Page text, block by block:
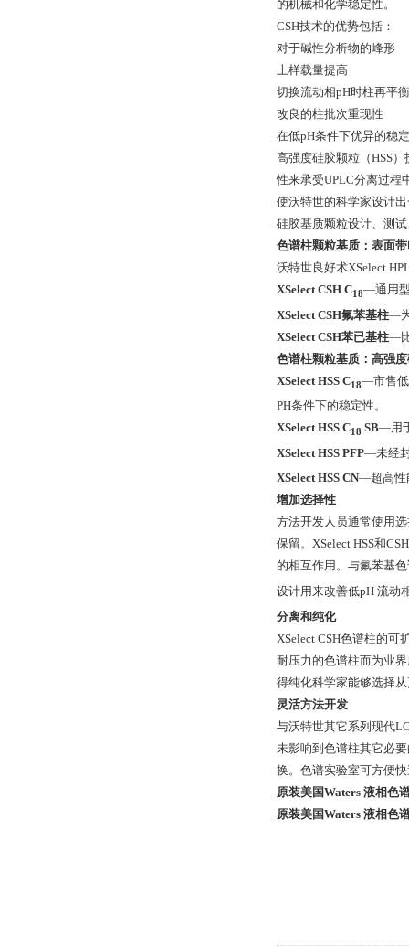
的机械和化学稳定性。
CSH技术的优势包括：
对于碱性分析物的峰形
上样载量提高
切换流动相pH时柱再平
改良的柱批次重现性
在低pH条件下优异的稳
高强度硅胶颗粒（HSS
性来承受UPLC分离过程
使沃特世的科学家设计
硅胶基质颗粒设计、测
色谱柱颗粒基质：表面
沃特世良好术XSelect
XSelect CSH C18—通用
XSelect CSH氟苯基柱—
XSelect CSH苯已基柱—
色谱柱颗粒基质：高强
XSelect HSS C18—市售低
PH条件下的稳定性。
XSelect HSS C18 SB—用
XSelect HSS PFP—未经
XSelect HSS CN—超高性
增加选择性
方法开发人员通常使用
保留。XSelect HSS和
的相互作用。与氟苯基
设计用来改善低pH 流动
分离和纯化
XSelect CSH色谱柱的
耐压力的色谱柱而为业
得纯化科学家能够选择
灵活方法开发
与沃特世其它系列现代
未影响到色谱柱其它必
换。色谱实验室可方便
原装美国Waters 液相色
原装美国Waters 液相色